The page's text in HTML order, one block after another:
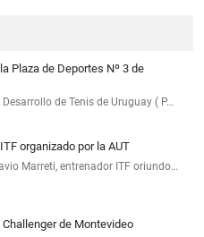
Plaza de Deportes Nº 3 de
de Tenis de Uruguay ( P…
organizado por la AUT
Marreti, entrenador ITF oriundo…
Challenger de Montevideo